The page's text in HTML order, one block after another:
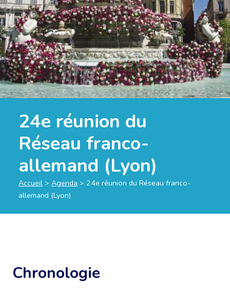
24e réunion du
Réseau franco-
allemand (Lyon)
Accueil > Agenda > 24e réunion du Réseau franco-
allemand (Lyon)
Chronologie